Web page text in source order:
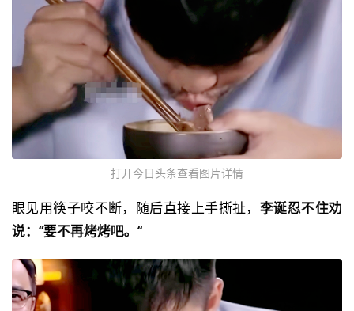
打开今日头条查看图片详情
眼见用筷子咬不断，随后直接上手撕扯， 李诞忍不住劝
说：“要不再烤烤吧。”